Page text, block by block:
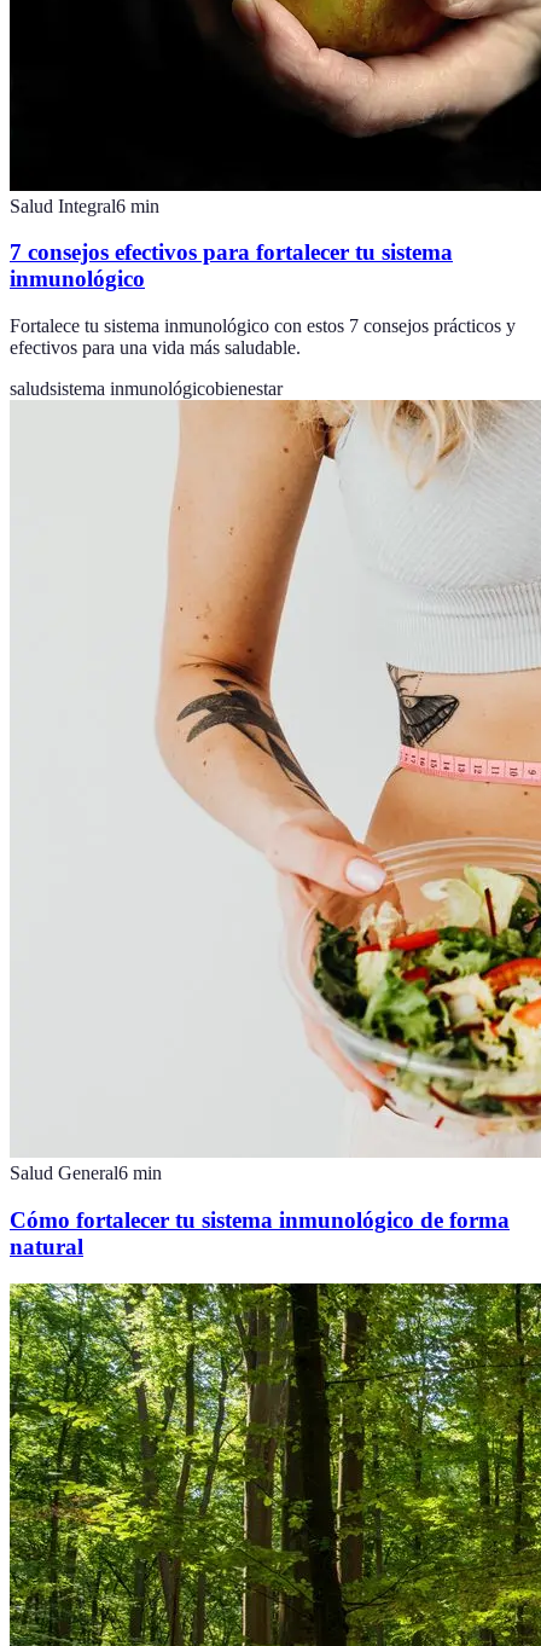
Salud Integral6 min
7 consejos efectivos para fortalecer tu sistema
inmunológico
Fortalece tu sistema inmunológico con estos 7 consejos prácticos y
efectivos para una vida más saludable.
saludsistema inmunológicobienestar
Salud General6 min
Cómo fortalecer tu sistema inmunológico de forma
natural